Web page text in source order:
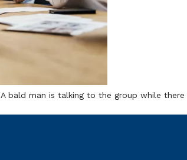
bald man is talking to the group while